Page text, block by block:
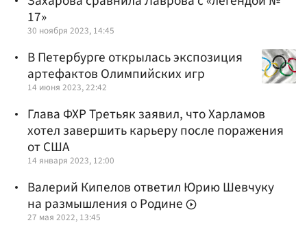
17»
30 ноября 2023, 14:45
В Петербурге открылась экспозиция
артефактов Олимпийских игр
14 июня 2023, 22:42
Глава ФХР Третьяк заявил, что Харламов
хотел завершить карьеру после поражения
от США
14 января 2023, 12:00
Валерий Кипелов ответил Юрию Шевчуку
на размышления о Родине
27 мая 2022, 13:45